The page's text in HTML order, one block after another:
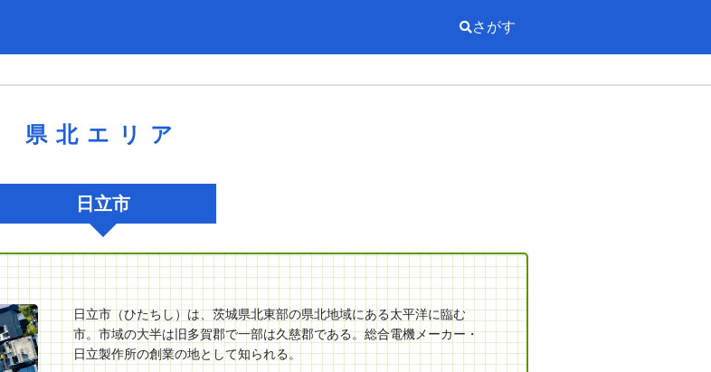
さがす
県北エリア
日立市
日立市（ひたちし）は、茨城県北東部の県北地域にある太平洋に臨む
市。市域の大半は旧多賀郡で一部は久慈郡である。総合電機メーカー・
日立製作所の創業の地として知られる。